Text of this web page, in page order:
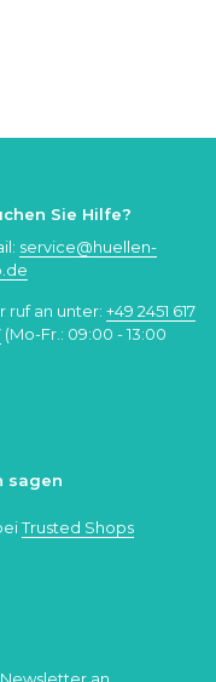
Sie Hilfe?
service@huellen-
ruf an unter: +49 2451 617
(Mo-Fr.: 09:00 - 13:00
sagen
Trusted Shops